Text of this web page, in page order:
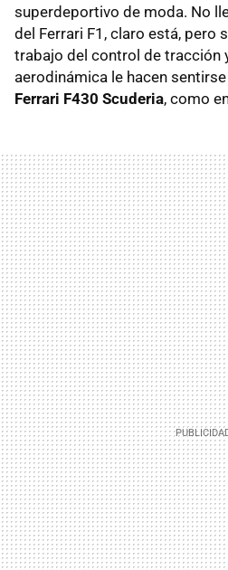
superdeportivo de moda. No
del Ferrari F1, claro está, pero
trabajo del control de tracción
aerodinámica le hacen
Ferrari F430 Scuderia, como